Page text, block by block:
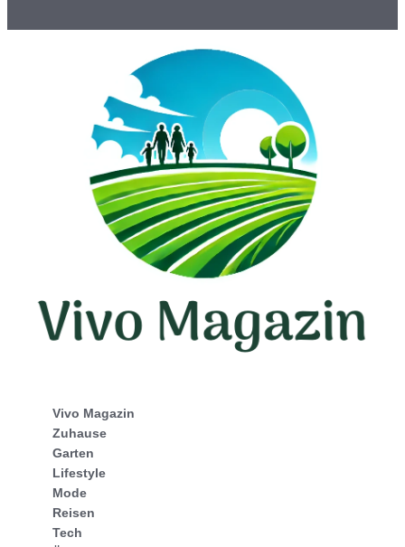
Vivo Magazin
Zuhause
Garten
Lifestyle
Mode
Reisen
Tech